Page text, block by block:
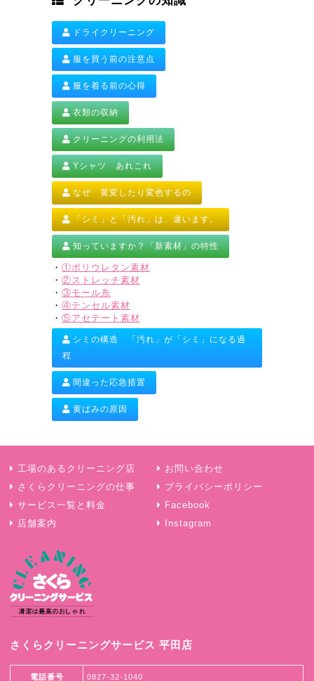
ドライクリーニング
服を買う前の注意点
服を着る前の心得
衣類の収納
クリーニングの利用法
Yシャツ あれこれ
なぜ 黄変したり変色するの
「シミ」と「汚れ」は、違います。
知っていますか？「新素材」の特性
・ ①ポリウレタン素材
・ ②ストレッチ素材
・ ③モール糸
・ ④テンセル素材
・ ⑤アセテート素材
シミの構造 「汚れ」が「シミ」になる過
程
間違った応急措置
黄ばみの原因
工場のあるクリーニング店
さくらクリーニングの仕事
サービス一覧と料金
店舗案内
お問い合わせ
プライバシーポリシー
Facebook
Instagram
さくらクリーニングサービス 平田店
電話番号 0827-32-1040